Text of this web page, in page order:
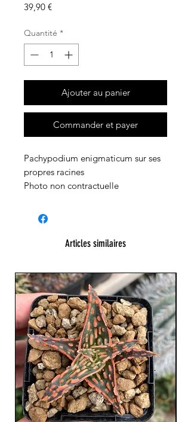
39,90 €Prix
Quantité *
Ajouter au panier
Commander et payer
Pachypodium enigmaticum sur ses
propres racines
Photo non contractuelle
Articles similaires